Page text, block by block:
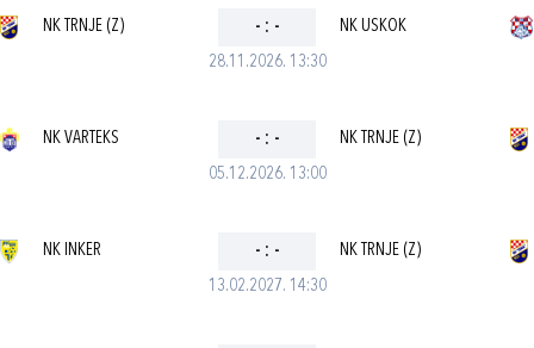
28.11.2026. 13:30
NK TRNJE (Z) - : - NK USKOK
05.12.2026. 13:00
NK VARTEKS - : - NK TRNJE (Z)
13.02.2027. 14:30
NK INKER - : - NK TRNJE (Z)